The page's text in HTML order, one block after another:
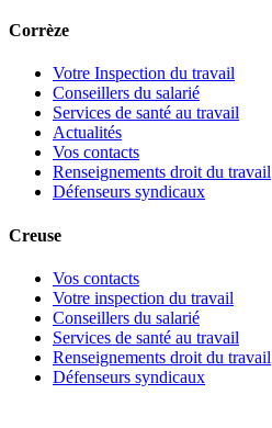
Corrèze
Votre Inspection du travail
Conseillers du salarié
Services de santé au travail
Actualités
Vos contacts
Renseignements droit du travail
Défenseurs syndicaux
Creuse
Vos contacts
Votre inspection du travail
Conseillers du salarié
Services de santé au travail
Renseignements droit du travail
Défenseurs syndicaux